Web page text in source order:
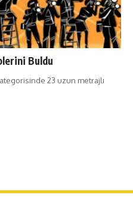
Buldu
23 uzun metrajlı